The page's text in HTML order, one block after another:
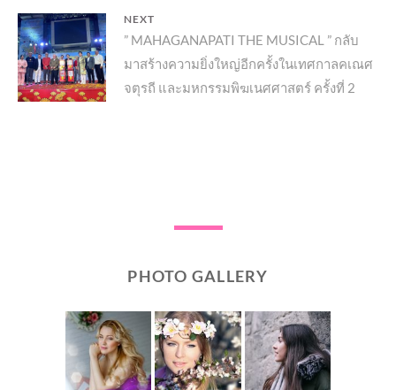
NEXT
Next
post:
” MAHAGANAPATI THE MUSICAL ” กลับ
มาสร้างความยิ่งใหญ่อีกครั้งในเทศกาลคเณศ
จตุรถี และมหกรรมพิฆเนศศาสตร์ ครั้งที่ 2
PHOTO GALLERY